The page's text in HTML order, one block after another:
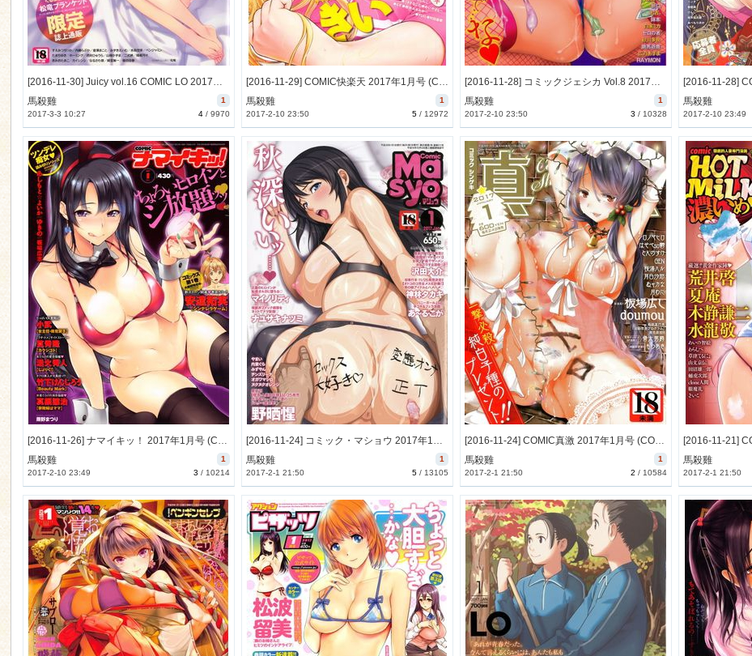
[2016-11-30] Juicy vol.16 COMIC LO 2017年1月号増刊 (Juicy vol.16 2017-1)
1
馬殺雞
4 /9970
2017-3-3 10:27
[2016-11-29] COMIC快楽天 2017年1月号 (COMIC Kairakuten 2017-1)
1
馬殺雞
5 / 12972
2017-2-10 23:50
[2016-11-28] コミックジェシカ Vol.8 2017年1月号 (Comic JSCK vol.8 2017-1)
1
馬殺雞
3 / 10328
2017-2-10 23:50
馬殺雞
2017-2-10 23:49
[2016-11-26] ナマイキッ！ 2017年1月号 (COMIC Namaiki! 2017-1)
1
馬殺雞
3 / 10214
2017-2-10 23:49
[2016-11-24] コミック・マショウ 2017年1月号 (COMIC Masyo 2017-1)
1
馬殺雞
5 / 13105
2017-2-1 21:50
[2016-11-24] COMIC真激 2017年1月号 (COMIC Shingeki 2017-1)
1
馬殺雞
2 / 10584
2017-2-1 21:50
馬殺雞
2017-2-1 21:50